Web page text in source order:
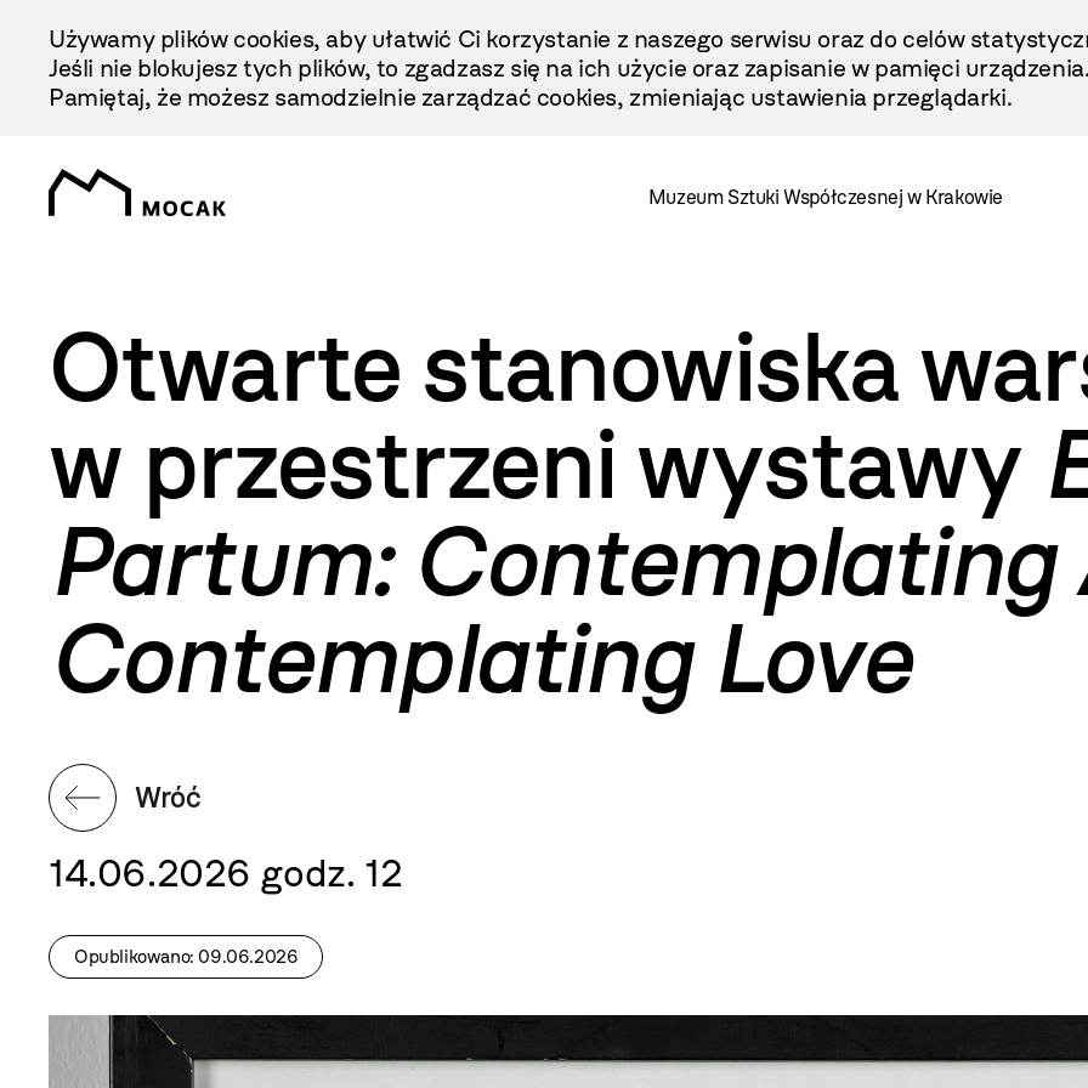
Treści
Używamy plików cookies, aby ułatwić Ci korzystanie z naszego serwisu oraz do celów
Jeśli nie blokujesz tych plików, to zgadzasz się na ich użycie oraz zapisanie w pamięci
Pamiętaj, że możesz samodzielnie zarządzać cookies, zmieniając ustawienia przeglądarki.
Muzeum Sztuki Współczesnej w Krakowie
Otwarte stanowiska
w przestrzeni wystawy
Partum: Contemplating
Contemplating Love
Wróć
14.06.2026 godz. 12
Opublikowano: 09.06.2026